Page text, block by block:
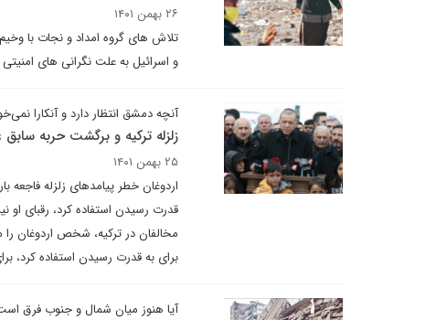
۲۶ بهمن ۱۴۰۱
تلاش های گروه امداد و نجات با
و اسرائیل به علت نگرانی های
آنچه دمشق انتظار دارد و آنکارا
زلزله ترکیه و برگشت حربه سابق
۲۵ بهمن ۱۴۰۱
برای به قدرت رسیدن استفاده کرد،
آیا هنوز میان شمال و جنوب فرق